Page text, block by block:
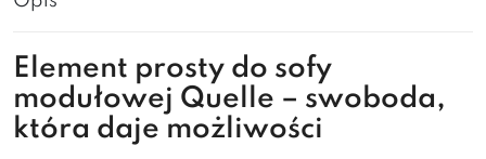
Element prosty do sofy
modułowej Quelle – swoboda,
która daje możliwości